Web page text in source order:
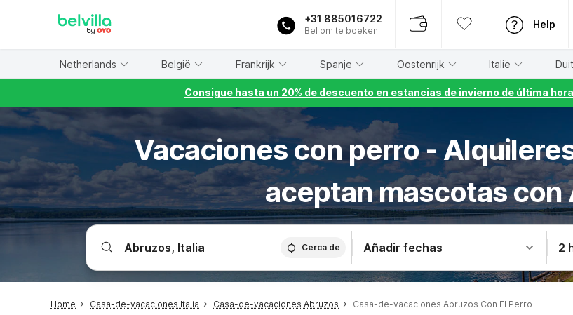
+31 885016722
Bel om te boeken
Help
Netherlands België Frankrijk Spanje Oostenrijk Italië
Consigue hasta un 20% de descuento en estancias de invierno de última
Vacaciones con perro -
aceptan mascotas con
Cerca de Añadir fechas 2
Home Casa-de-vacaciones Italia Casa-de-vacaciones Abruzos Casa-de-vacaciones Abruzos Con El Perro